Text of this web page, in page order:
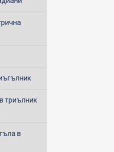
триълник
в